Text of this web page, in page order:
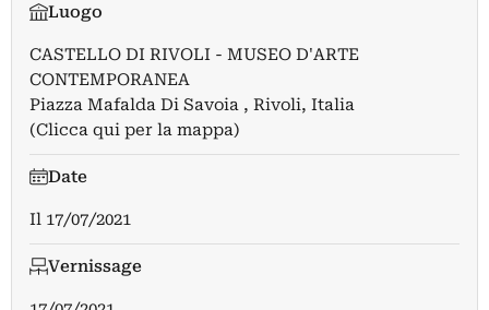
Luogo
CASTELLO DI RIVOLI - MUSEO D'ARTE
CONTEMPORANEA
Piazza Mafalda Di Savoia , Rivoli, Italia
(Clicca qui per la mappa)
Date
Il 17/07/2021
Vernissage